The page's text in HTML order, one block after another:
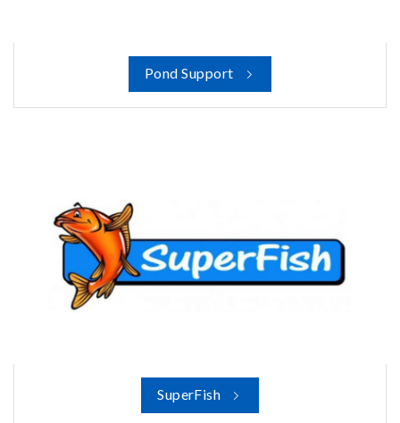
Pond Support
SuperFish